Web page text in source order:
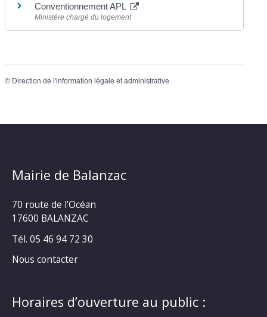
Conventionnement APL
Ministère chargé du logement
© Direction de l'information légale et administrative
Mairie de Balanzac
70 route de l’Océan
17600 BALANZAC
Tél. 05 46 94 72 30
Nous contacter
Horaires d’ouverture au public :